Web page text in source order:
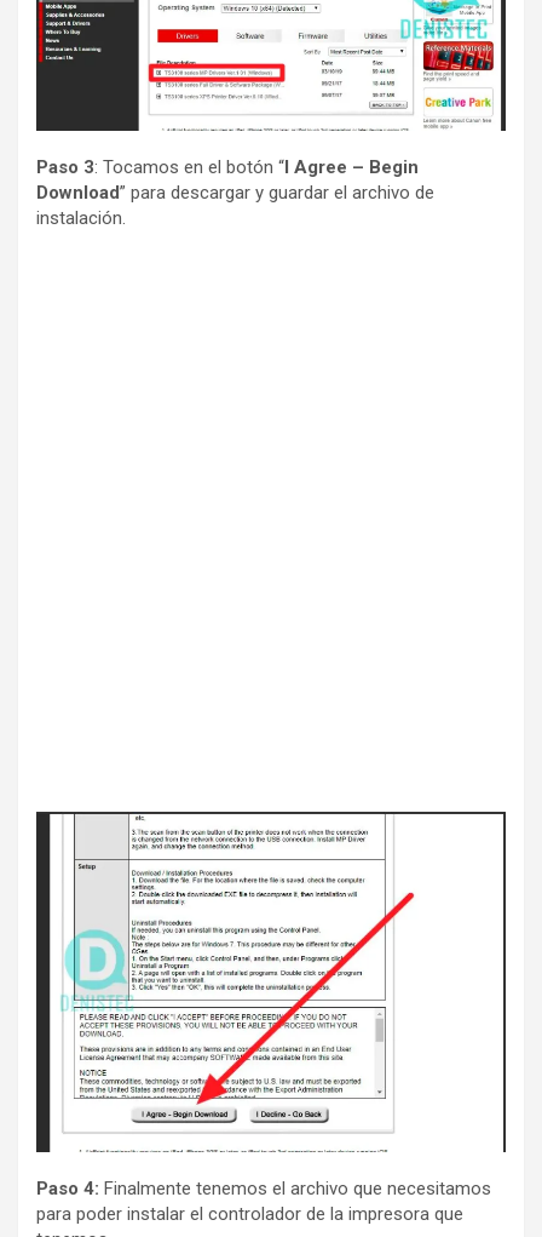
Paso 3: Tocamos en el botón “I Agree – Begin
Download” para descargar y guardar el archivo de
instalación.
Paso 4: Finalmente tenemos el archivo que necesitamos
para poder instalar el controlador de la impresora que